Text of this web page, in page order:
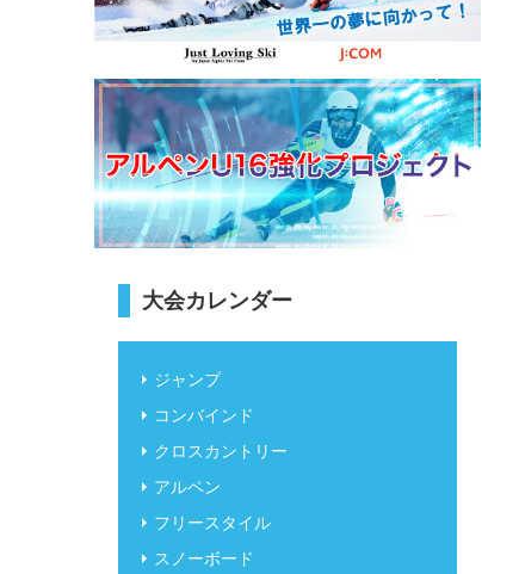
大会カレンダー
ジャンプ
コンバインド
クロスカントリー
アルペン
フリースタイル
スノーボード